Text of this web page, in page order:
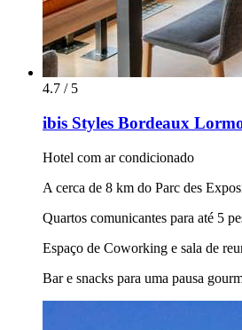
4.7 / 5
ibis Styles Bordeaux
Hotel com ar condicionado
A cerca de 8 km do Parc des
Quartos comunicantes para até 5
Espaço de Coworking e sala de
Bar e snacks para uma pausa